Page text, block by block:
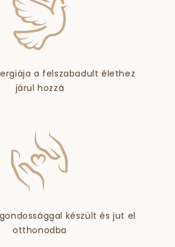
a felszabadult élethez
járul hozzá
készült és jut el
otthonodba